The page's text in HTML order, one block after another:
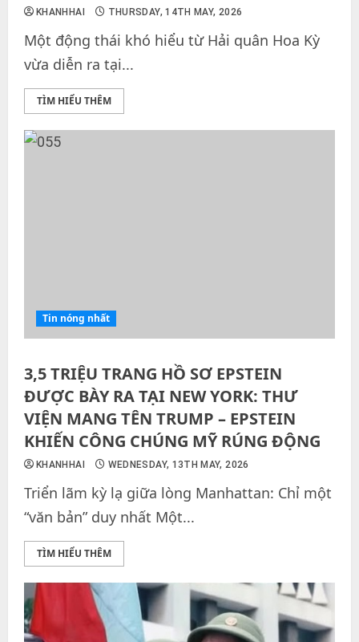
KHANHHAI THURSDAY, 14TH MAY, 2026
Một động thái khó hiểu từ Hải quân Hoa Kỳ
vừa diễn ra tại...
TÌM HIỂU THÊM
Tin nóng nhất
3,5 TRIỆU TRANG HỒ SƠ EPSTEIN
ĐƯỢC BÀY RA TẠI NEW YORK: THƯ
VIỆN MANG TÊN TRUMP – EPSTEIN
KHIẾN CÔNG CHÚNG MỸ RÚNG ĐỘNG
KHANHHAI WEDNESDAY, 13TH MAY, 2026
Triển lãm kỳ lạ giữa lòng Manhattan: Chỉ một
“văn bản” duy nhất Một...
TÌM HIỂU THÊM